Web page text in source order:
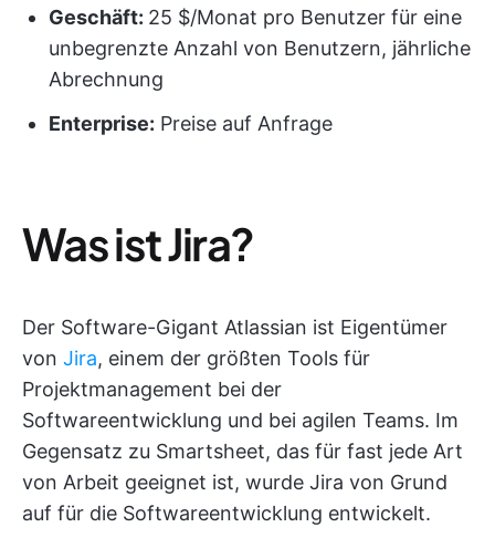
Geschäft: 25 $/Monat pro Benutzer für eine
unbegrenzte Anzahl von Benutzern, jährliche
Abrechnung
Enterprise: Preise auf Anfrage
Was ist Jira?
Der Software-Gigant Atlassian ist Eigentümer
von Jira, einem der größten Tools für
Projektmanagement bei der
Softwareentwicklung und bei agilen Teams. Im
Gegensatz zu Smartsheet, das für fast jede Art
von Arbeit geeignet ist, wurde Jira von Grund
auf für die Softwareentwicklung entwickelt.